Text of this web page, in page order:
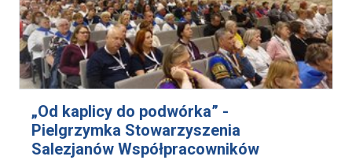
„Od kaplicy do podwórka” -
Pielgrzymka Stowarzyszenia
Salezjanów Współpracowników